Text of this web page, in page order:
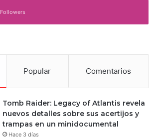
Followers
Popular Comentarios
Tomb Raider: Legacy of Atlantis revela
nuevos detalles sobre sus acertijos y
trampas en un minidocumental
Hace 3 días